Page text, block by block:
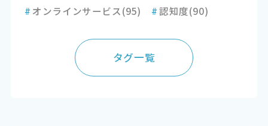
# オンラインサービス(95) #認知度(90)
タグ一覧